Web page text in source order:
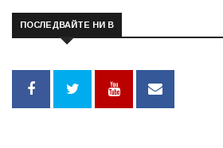
ПОСЛЕДВАЙТЕ НИ В